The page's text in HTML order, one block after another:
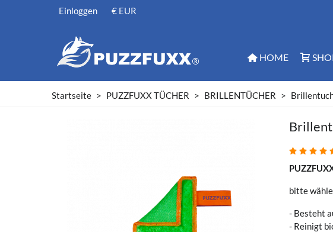
Einloggen € EUR
HOME
Startseite > PUZZFUXX TÜCHER > BRILLENTÜCHER >
bitte
- Besteht
- Reinigt